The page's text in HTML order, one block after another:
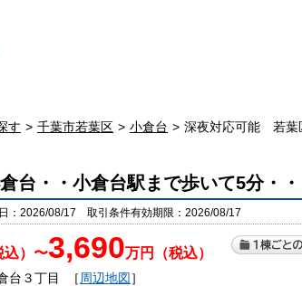
す 千葉市若葉区 小倉台 深夜対応可能 若葉
・・小倉台駅まで歩いて5分・・
：2026/08/17 取引条件有効期限：2026/08/17
込）〜3,690万円（税込）
台３丁目 ［ 周辺地図］